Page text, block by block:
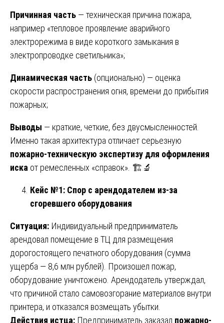
Причинная часть — техническая причина пожара,
например «тепловое проявление аварийного
электрорежима в виде короткого замыкания в
электропроводке светильника»;
Динамическая часть (опционально) — оценка
скорости распространения огня, времени до прибытия
пожарных;
Выводы — краткие, четкие, без двусмысленностей.
Именно такая архитектура отличает серьезную
пожарно-техническую экспертизу для оформления
иска от ремесленных «справок». 🏗️🔬
Кейс №1: Спор с арендодателем из-за
сгоревшего оборудования
Ситуация: Индивидуальный предприниматель
арендовал помещение в ТЦ для размещения
дорогостоящего печатного оборудования (сумма
ущерба — 8,6 млн рублей). Произошел пожар,
оборудование уничтожено. Арендодатель утверждал,
что причиной стало самовозгорание материалов внутри
принтера, и отказался возмещать убытки.
Действия истца: Предприниматель заказал пожарно-